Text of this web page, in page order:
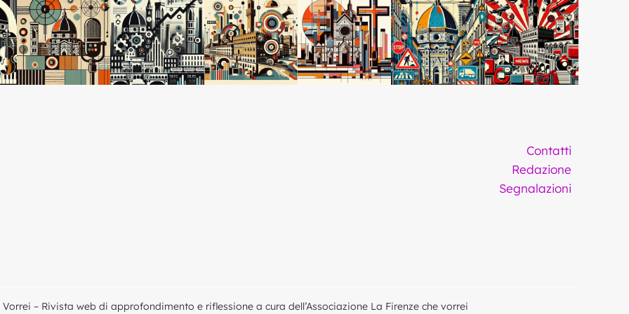
Contatti
Redazione
Segnalazioni
– Rivista web di approfondimento e riflessione a cura dell’Associazione La Firenze che vorrei